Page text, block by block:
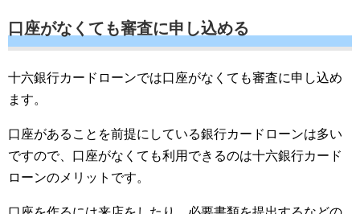
口座がなくても審査に申し込める
十六銀行カードローンでは口座がなくても審査に申し込め
ます。
口座があることを前提にしている銀行カードローンは多い
ですので、口座がなくても利用できるのは十六銀行カード
ローンのメリットです。